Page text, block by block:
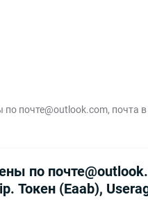
почте@outlook.com,
по
Токен (Eaab),